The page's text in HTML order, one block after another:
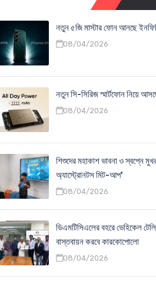
নতুন ৫জি মাস্টার ফোন আনছে
08/04/2026
নতুন সি-সিরিজ স্মার্টফোন নিয়ে
08/04/2026
শিশুদের মহাকাশ ভাবনা ও স্বপ্নে
অ্যাস্ট্রোনটস মিট-আপ'
08/04/2026
ডিএমটিসিএলের বহরে ভেহিকেল
বাস্তবায়ন করবে কারকোপোলো
08/04/2026